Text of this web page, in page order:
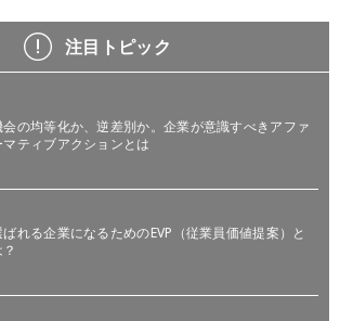
注目トピック
会の均等化か、逆差別か。企業が意識すべきアファ
マティブアクションとは
ばれる企業になるためのEVP（従業員価値提案）と